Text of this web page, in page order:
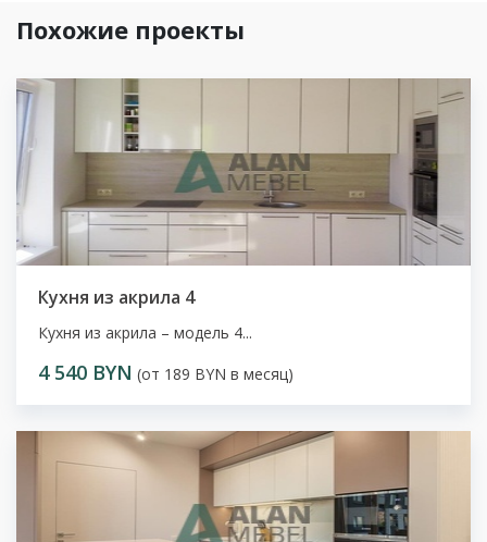
Похожие проекты
Кухня из акрила 4
Кухня из акрила – модель 4...
4 540 BYN (от 189 BYN в месяц)